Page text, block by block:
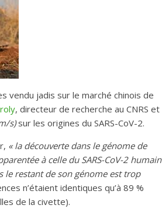
vendu jadis sur le marché chinois de
, directeur de recherche au CNRS et
s)sur les origines du SARS-CoV-2.
« la découverte dans le génome de
à celle du SARS-CoV-2 humain
le restant de son génome est trop
n’étaient identiques qu’à 89 %
de la civette).